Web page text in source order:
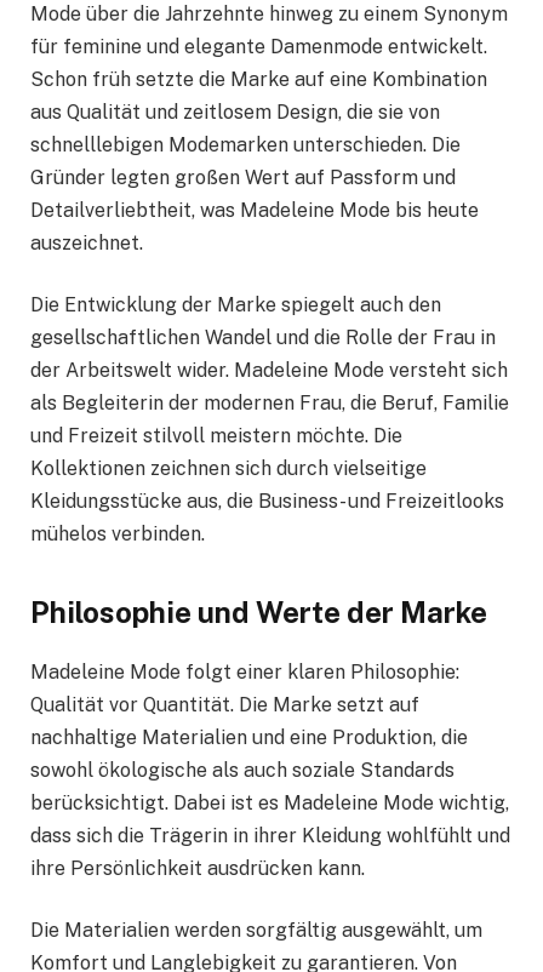
Mode über die Jahrzehnte hinweg zu einem Synonym
für feminine und elegante Damenmode entwickelt.
Schon früh setzte die Marke auf eine Kombination
aus Qualität und zeitlosem Design, die sie von
schnelllebigen Modemarken unterschieden. Die
Gründer legten großen Wert auf Passform und
Detailverliebtheit, was Madeleine Mode bis heute
auszeichnet.
Die Entwicklung der Marke spiegelt auch den
gesellschaftlichen Wandel und die Rolle der Frau in
der Arbeitswelt wider. Madeleine Mode versteht sich
als Begleiterin der modernen Frau, die Beruf, Familie
und Freizeit stilvoll meistern möchte. Die
Kollektionen zeichnen sich durch vielseitige
Kleidungsstücke aus, die Business- und Freizeitlooks
mühelos verbinden.
Philosophie und Werte der Marke
Madeleine Mode folgt einer klaren Philosophie:
Qualität vor Quantität. Die Marke setzt auf
nachhaltige Materialien und eine Produktion, die
sowohl ökologische als auch soziale Standards
berücksichtigt. Dabei ist es Madeleine Mode wichtig,
dass sich die Trägerin in ihrer Kleidung wohlfühlt und
ihre Persönlichkeit ausdrücken kann.
Die Materialien werden sorgfältig ausgewählt, um
Komfort und Langlebigkeit zu garantieren. Von